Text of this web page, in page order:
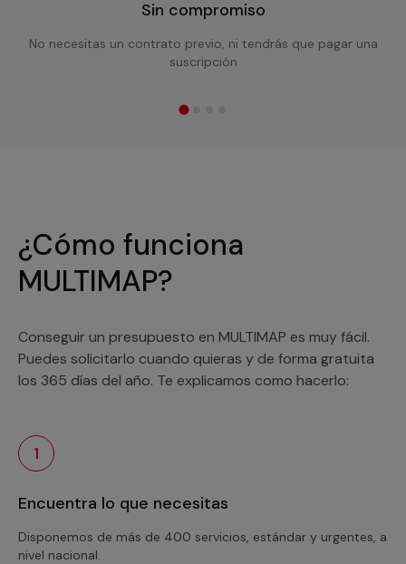
Sin compromiso
No necesitas un contrato previo, ni tendrás que pagar una
suscripción
¿Cómo funciona
MULTIMAP?
Conseguir un presupuesto en MULTIMAP es muy fácil.
Puedes solicitarlo cuando quieras y de forma gratuita
los 365 días del año. Te explicamos como hacerlo:
1
Encuentra lo que necesitas
Disponemos de más de 400 servicios, estándar y urgentes, a
nivel nacional.